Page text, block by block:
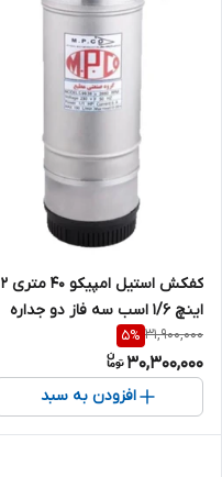
کفکش استیل امپیکو 40 متری 2
اینچ 1/6 اسب سه فاز دو جداره
مطیع پمپ خروجی بالا تنه باریک
31,900,000
5%
30,300,000
افزودن به سبد